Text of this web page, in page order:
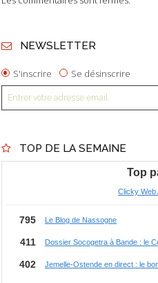
NEWSLETTER
S'inscrire Se désinscrire
TOP DE LA SEMAINE